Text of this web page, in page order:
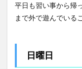
平日も習い事から帰
まで外で遊んでいる
日曜日